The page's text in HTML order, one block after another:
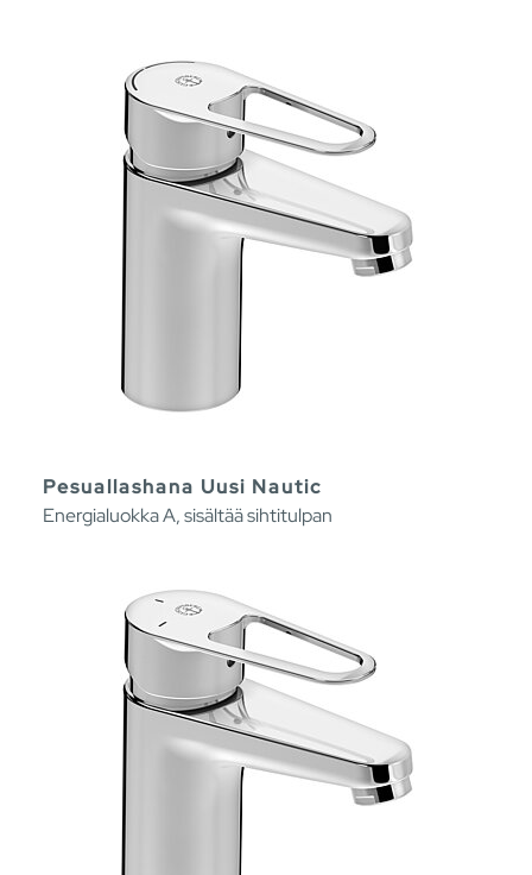
Pesuallashana Uusi Nautic
Energialuokka A, sisältää sihtitulpan